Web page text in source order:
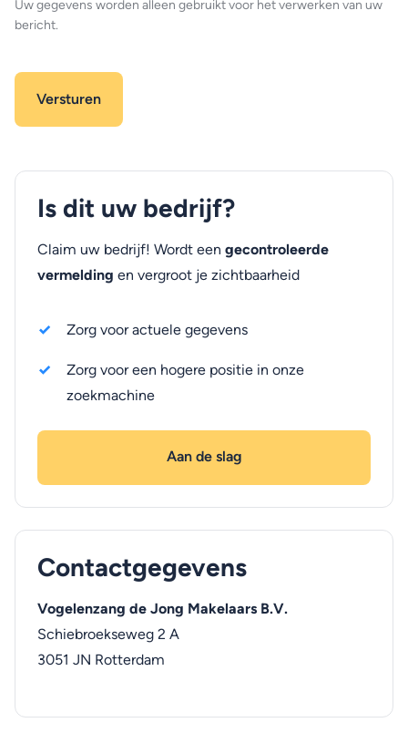
Uw gegevens worden alleen gebruikt voor het verwerken van uw
bericht.
Is dit uw bedrijf?
Claim uw bedrijf! Wordt een gecontroleerde
vermelding en vergroot je zichtbaarheid
Zorg voor actuele gegevens
Zorg voor een hogere positie in onze
zoekmachine
Aan de slag
Contactgegevens
Vogelenzang de Jong Makelaars B.V.
Schiebroekseweg 2 A
3051 JN Rotterdam